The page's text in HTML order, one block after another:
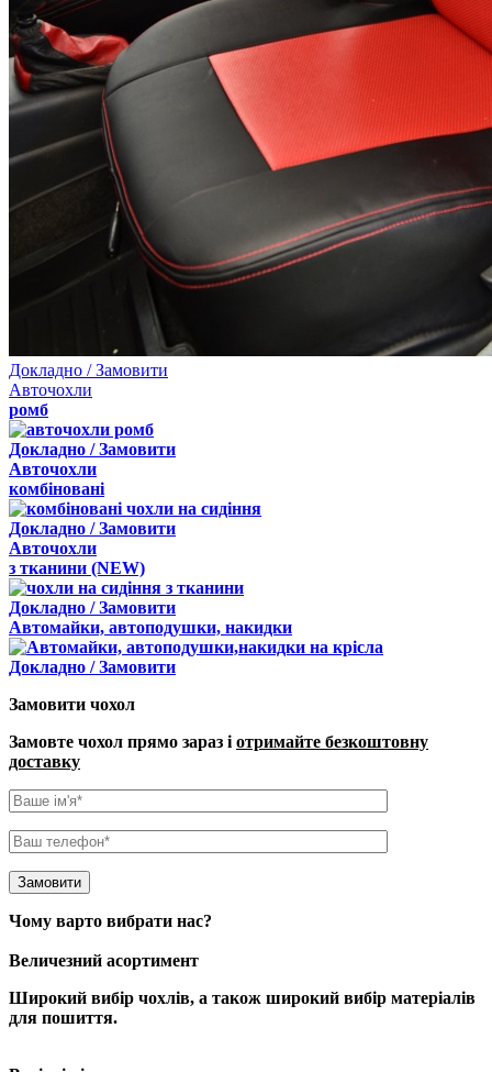
Докладно / Замовити
Авточохли
ромб
Докладно / Замовити
Авточохли
комбіновані
Докладно / Замовити
Авточохли
з тканини (NEW)
Докладно / Замовити
Автомайки, автоподушки, накидки
Докладно / Замовити
Замовити чохол
Замовте чохол прямо зараз і отримайте безкоштовну
доставку
Чому варто вибрати нас?
Величезний асортимент
Широкий вибір чохлів, а також широкий вибір матеріалів
для пошиття.